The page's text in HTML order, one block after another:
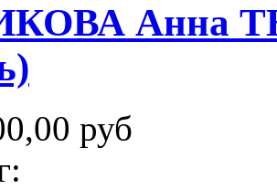
Анна
руб